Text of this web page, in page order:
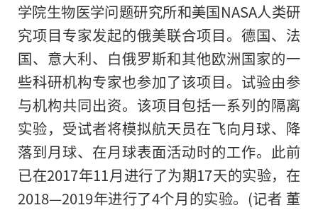
学院生物医学问题研究所和美国NASA人类研
究项目专家发起的俄美联合项目。德国、法
国、意大利、白俄罗斯和其他欧洲国家的一
些科研机构专家也参加了该项目。试验由参
与机构共同出资。该项目包括一系列的隔离
实验，受试者将模拟航天员在飞向月球、降
落到月球、在月球表面活动时的工作。此前
已在2017年11月进行了为期17天的实验，在
2018—2019年进行了4个月的实验。(记者 董